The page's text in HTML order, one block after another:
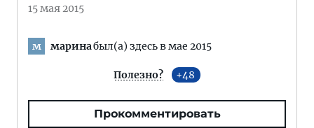
15 мая 2015
м маринабыл(а) здесь в мае 2015
Полезно? 48
Прокомментировать